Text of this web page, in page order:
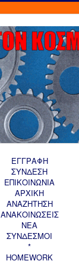
ΕΓΓΡΑΦΗ
ΣΥΝΔΕΣΗ
ΕΠΙΚΟΙΝΩΝΙΑ
ΑΡΧΙΚΗ
AΝΑΖΗΤΗΣΗ
ΑΝΑΚΟΙΝΩΣΕΙΣ
ΝΕΑ
ΣΥΝΔΕΣΜΟΙ
*
HOMEWORK